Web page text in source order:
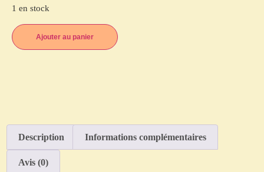
1 en stock
Ajouter au panier
Description Informations complémentaires
Avis (0)